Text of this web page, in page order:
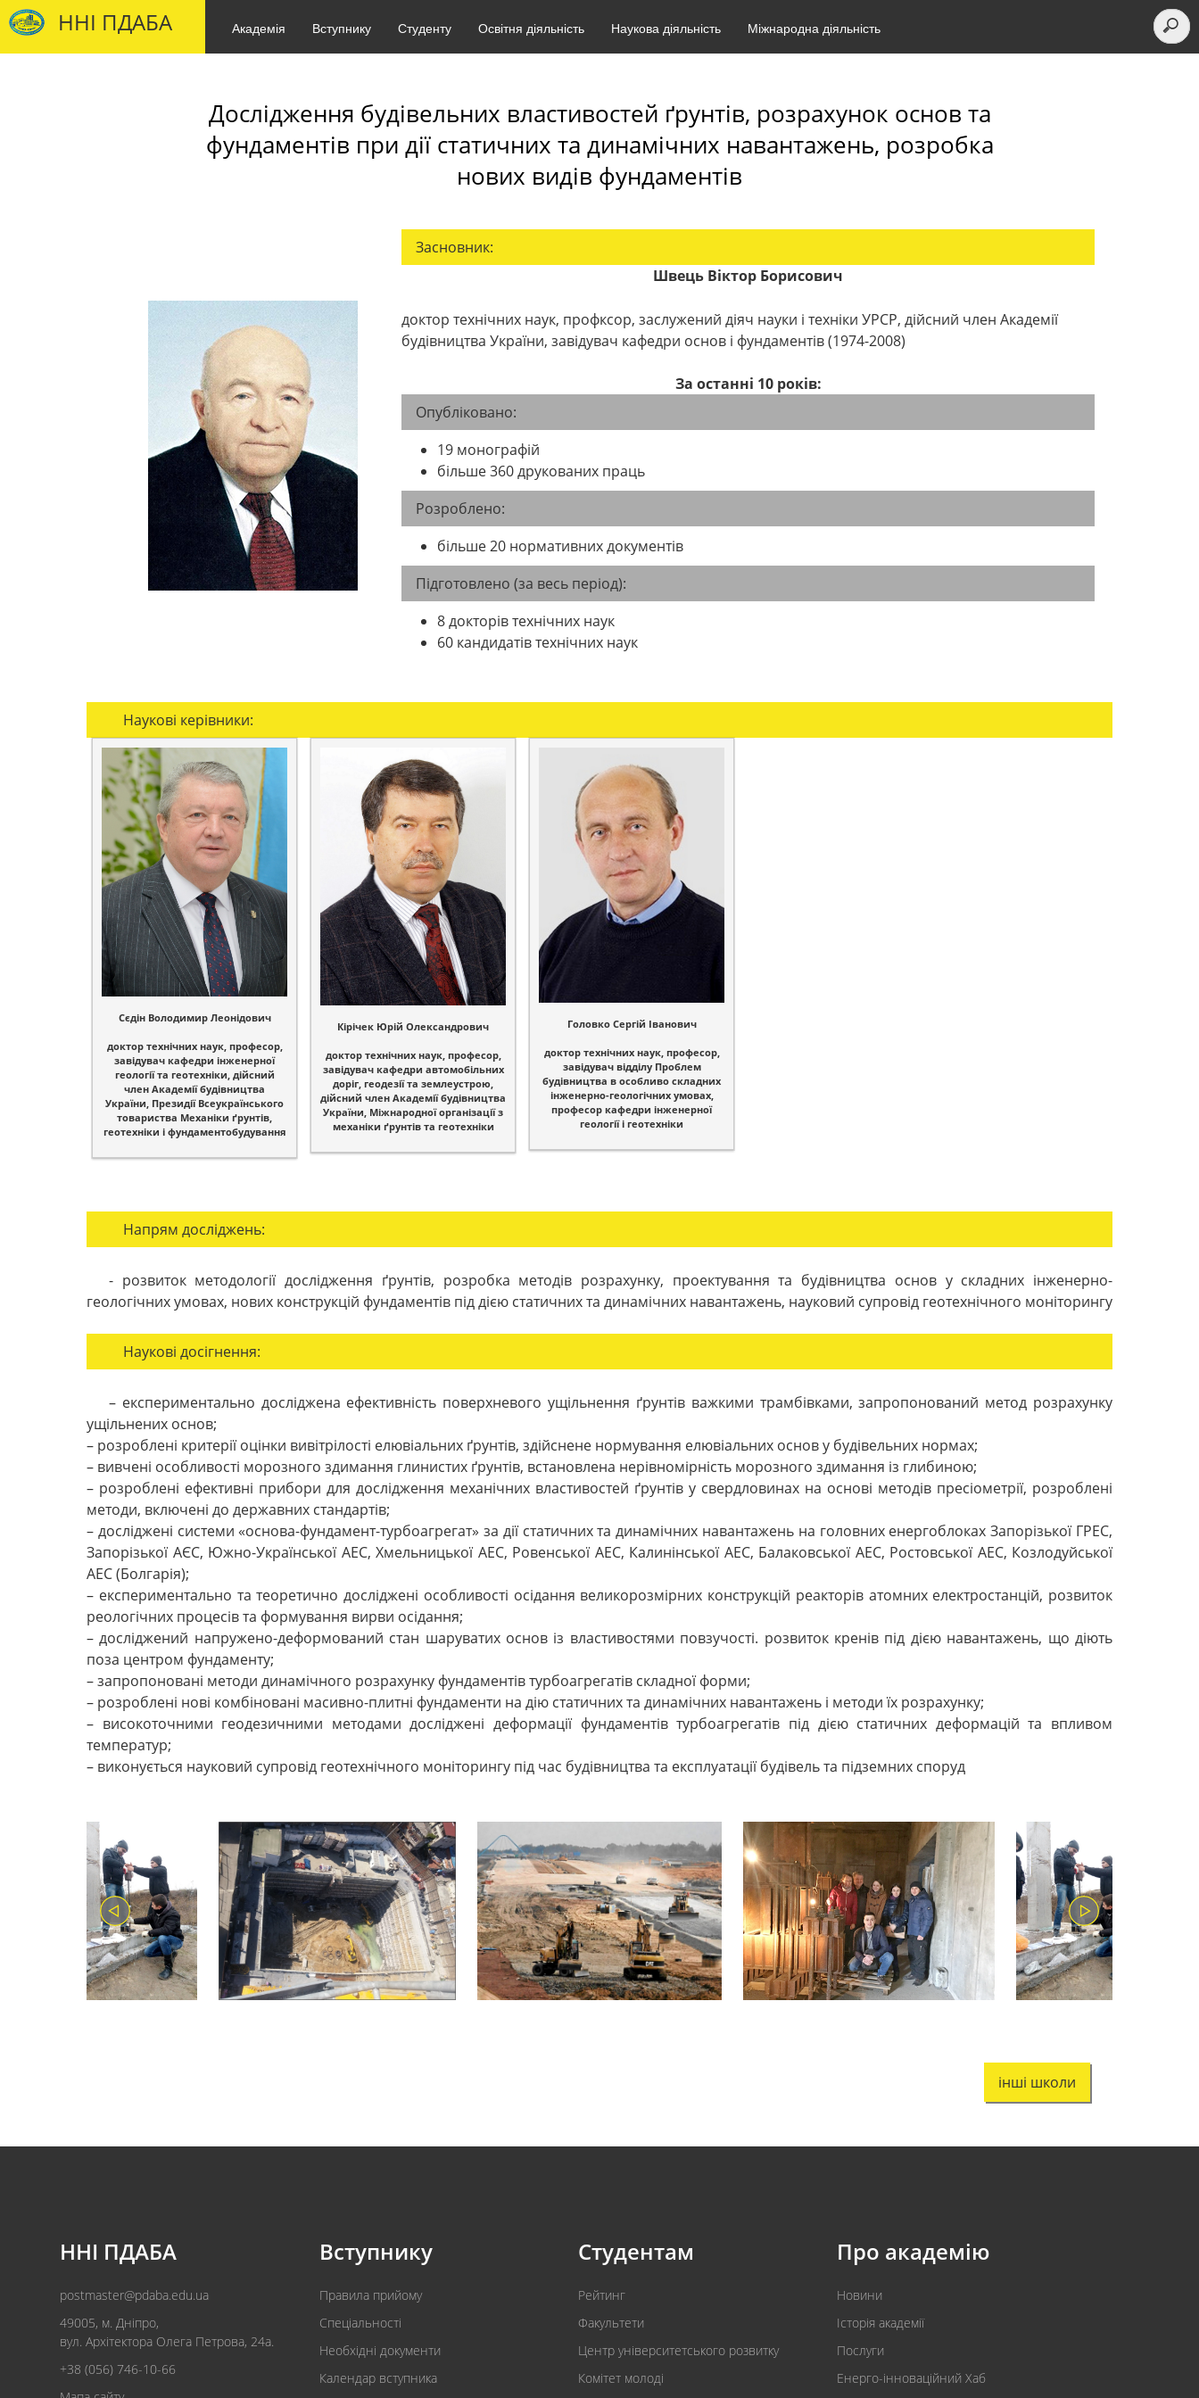
ННІ ПДАБА Академія Вступнику Студенту Освітня діяльність Наукова діяльність Міжнародна діяльність
Дослідження будівельних властивостей ґрунтів, розрахунок основ та
фундаментів при дії статичних та динамічних навантажень, розробка
нових видів фундаментів
Засновник:
Швець Віктор Борисович
доктор технічних наук, профксор, заслужений діяч науки і техніки УРСР, дійсний член Академії
будівництва України, завідувач кафедри основ і фундаментів (1974-2008)
За останні 10 років:
Опубліковано:
19 монографій
більше 360 друкованих праць
Розроблено:
більше 20 нормативних документів
Підготовлено (за весь період):
8 докторів технічних наук
60 кандидатів технічних наук
Наукові керівники:
Сєдін Володимир Леонідович
доктор технічних наук, професор,
завідувач кафедри інженерної
геології та геотехніки, дійсний
член Академії будівництва
України, Президії Всеукраїнського
товариства Механіки ґрунтів,
геотехніки і фундаментобудування
Кірічек Юрій Олександрович
доктор технічних наук, професор,
завідувач кафедри автомобільних
доріг, геодезії та землеустрою,
дійсний член Академії будівництва
України, Міжнародної організації з
механіки ґрунтів та геотехніки
Головко Сергій Іванович
доктор технічних наук, професор,
завідувач відділу Проблем
будівництва в особливо складних
інженерно-геологічних умовах,
професор кафедри інженерної
геології і геотехніки
Напрям досліджень:
- розвиток методології дослідження ґрунтів, розробка методів розрахунку, проектування та будівництва основ у складних інженерно-
геологічних умовах, нових конструкцій фундаментів під дією статичних та динамічних навантажень, науковий супровід геотехнічного моніторингу
Наукові досігнення:
– експериментально досліджена ефективність поверхневого ущільнення ґрунтів важкими трамбівками, запропонований метод розрахунку
ущільнених основ;
– розроблені критерії оцінки вивітрілості елювіальних ґрунтів, здійснене нормування елювіальних основ у будівельних нормах;
– вивчені особливості морозного здимання глинистих ґрунтів, встановлена нерівномірність морозного здимання із глибиною;
– розроблені ефективні прибори для дослідження механічних властивостей ґрунтів у свердловинах на основі методів пресіометрії, розроблені
методи, включені до державних стандартів;
– досліджені системи «основа-фундамент-турбоагрегат» за дії статичних та динамічних навантажень на головних енергоблоках Запорізької ГРЕС,
Запорізької АЄС, Южно-Української АЕС, Хмельницької АЕС, Ровенської АЕС, Калинінської АЕС, Балаковської АЕС, Ростовської АЕС, Козлодуйської
АЕС (Болгарія);
– експериментально та теоретично досліджені особливості осідання великорозмірних конструкцій реакторів атомних електростанцій, розвиток
реологічних процесів та формування вирви осідання;
– досліджений напружено-деформований стан шаруватих основ із властивостями повзучості. розвиток кренів під дією навантажень, що діють
поза центром фундаменту;
– запропоновані методи динамічного розрахунку фундаментів турбоагрегатів складної форми;
– розроблені нові комбіновані масивно-плитні фундаменти на дію статичних та динамічних навантажень і методи їх розрахунку;
– високоточними геодезичними методами досліджені деформації фундаментів турбоагрегатів під дією статичних деформацій та впливом
температур;
– виконується науковий супровід геотехнічного моніторингу під час будівництва та експлуатації будівель та підземних споруд
інші школи
ННІ ПДАБА
postmaster@pdaba.edu.ua
49005, м. Дніпро,
вул. Архітектора Олега Петрова, 24а.
+38 (056) 746-10-66
Вступнику
Правила прийому
Спеціальності
Необхідні документи
Календар вступника
Студентам
Рейтинг
Факультети
Центр університетського розвитку
Комітет молоді
Про академію
Новини
Історія академії
Послуги
Енерго-інноваційний Хаб